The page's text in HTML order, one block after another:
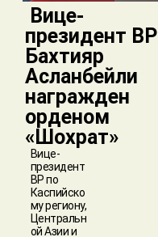
​ Вице-
президент BP
Бахтияр
Асланбейли
награжден
орденом
«Шохрат»
Вице-
президент
BP по
Каспийско
му региону,
Центральн
ой Азии и